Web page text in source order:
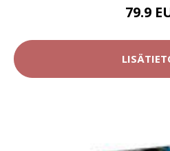
79.9